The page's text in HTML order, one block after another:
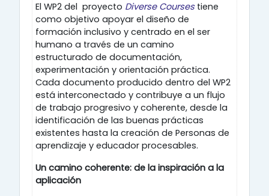
El WP2 del proyecto Diverse Coursestiene
como objetivo apoyar el diseño de
formación inclusivo y centrado en el ser
humano a través de un camino
estructurado de documentación,
experimentación y orientación práctica.
Cada documento producido dentro del WP2
está interconectado y contribuye a un flujo
de trabajo progresivo y coherente, desde la
identificación de las buenas prácticas
existentes hasta la creación de Personas de
aprendizaje y educador procesables.
Un camino coherente: de la inspiración a la
aplicación